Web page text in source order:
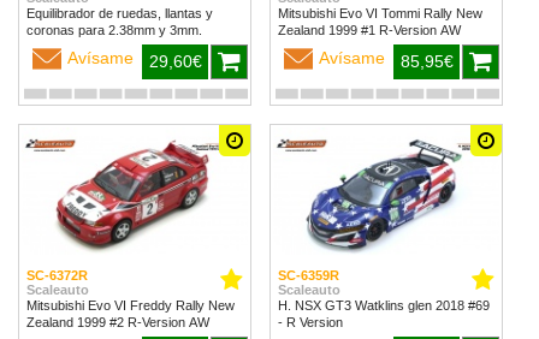
Equilibrador de ruedas, llantas y
coronas para 2.38mm y 3mm.
Avísame 29,60€
Mitsubishi Evo VI Tommi Rally New
Zealand 1999 #1 R-Version AW
Avísame 85,95€
SC-6372R
Scaleauto
Mitsubishi Evo VI Freddy Rally New
Zealand 1999 #2 R-Version AW
SC-6359R
Scaleauto
H. NSX GT3 Watklins glen 2018 #69
- R Version